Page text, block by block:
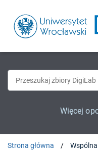
Więcej
Strona główna